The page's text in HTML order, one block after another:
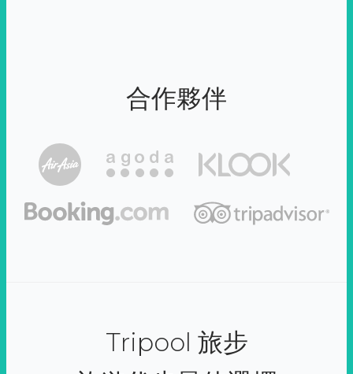
合作夥伴
Tripool 旅步